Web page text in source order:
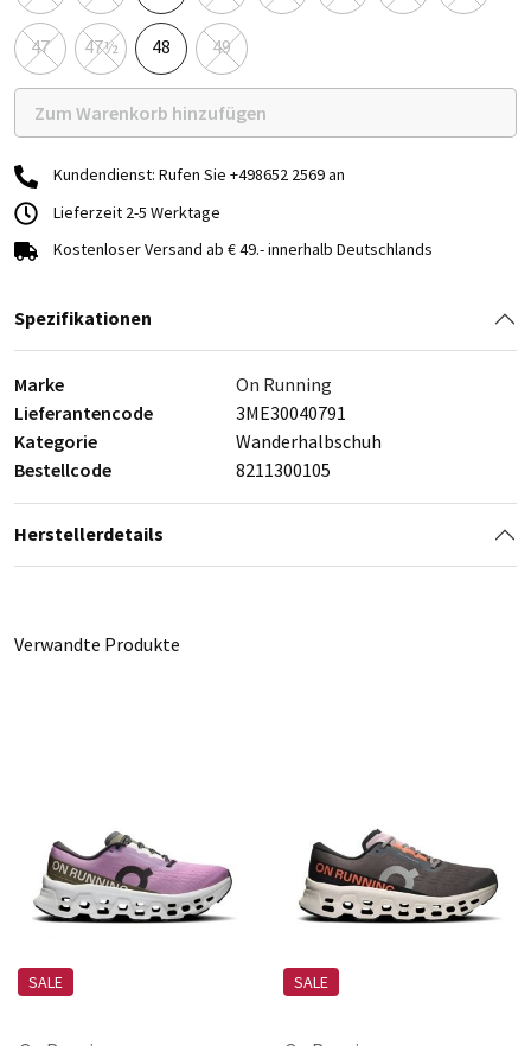
47 47½ 48 49
Zum Warenkorb hinzufügen
Kundendienst: Rufen Sie +498652 2569 an
Lieferzeit 2-5 Werktage
Kostenloser Versand ab € 49.- innerhalb Deutschlands
Spezifikationen
Marke
On Running
Lieferantencode
3ME30040791
Kategorie
Wanderhalbschuh
Bestellcode
8211300105
Herstellerdetails
Verwandte Produkte
SALE SALE